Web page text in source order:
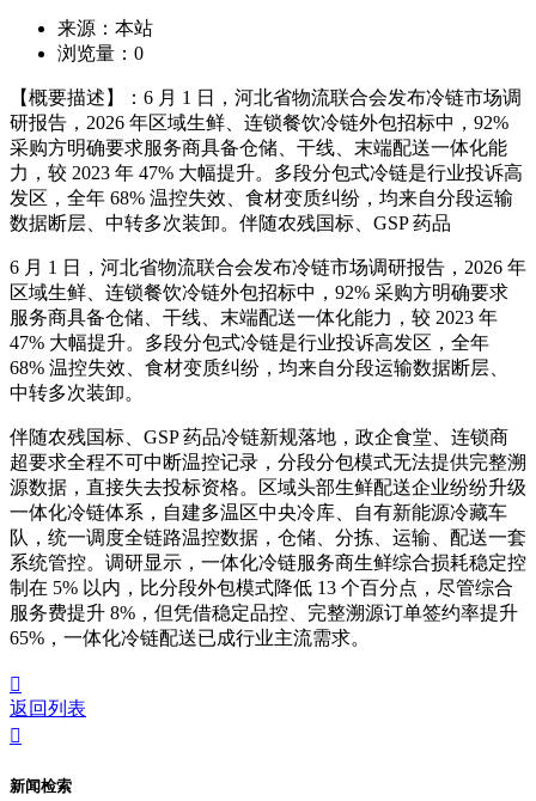
来源：本站
浏览量： 0
【概要描述】：6 月 1 日，河北省物流联合会发布冷链市场调
研报告，2026 年区域生鲜、连锁餐饮冷链外包招标中，92%
采购方明确要求服务商具备仓储、干线、末端配送一体化能
力，较 2023 年 47% 大幅提升。多段分包式冷链是行业投诉高
发区，全年 68% 温控失效、食材变质纠纷，均来自分段运输
数据断层、中转多次装卸。伴随农残国标、GSP 药品
6 月 1 日，河北省物流联合会发布冷链市场调研报告，2026 年
区域生鲜、连锁餐饮冷链外包招标中，92% 采购方明确要求
服务商具备仓储、干线、末端配送一体化能力，较 2023 年
47% 大幅提升。多段分包式冷链是行业投诉高发区，全年
68% 温控失效、食材变质纠纷，均来自分段运输数据断层、
中转多次装卸。
伴随农残国标、GSP 药品冷链新规落地，政企食堂、连锁商
超要求全程不可中断温控记录，分段分包模式无法提供完整溯
源数据，直接失去投标资格。区域头部生鲜配送企业纷纷升级
一体化冷链体系，自建多温区中央冷库、自有新能源冷藏车
队，统一调度全链路温控数据，仓储、分拣、运输、配送一套
系统管控。调研显示，一体化冷链服务商生鲜综合损耗稳定控
制在 5% 以内，比分段外包模式降低 13 个百分点，尽管综合
服务费提升 8%，但凭借稳定品控、完整溯源订单签约率提升
65%，一体化冷链配送已成行业主流需求。

返回列表

新闻检索